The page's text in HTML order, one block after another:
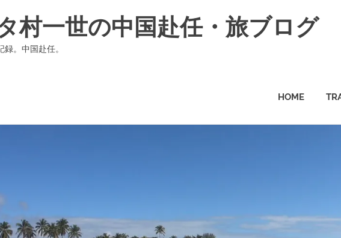
村一世の中国赴任・旅ブログ
。中国赴任。
HOME